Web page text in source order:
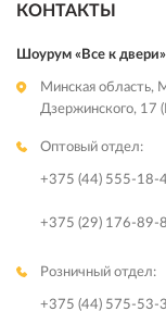
КОНТАКТЫ
Шоурум «Все к двери»
Минская область,
Дзержинского, 17
Оптовый отдел:
+375 (44) 555-18-
+375 (29) 176-89-
Розничный отдел:
+375 (44) 575-53-